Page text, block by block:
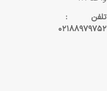
تلفن :
۰۲۱۸۸۹۷۹۷۵۲